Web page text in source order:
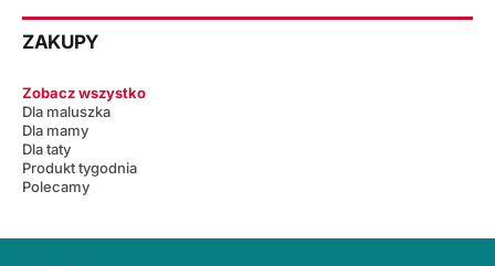
ZAKUPY
Zobacz wszystko
Dla maluszka
Dla mamy
Dla taty
Produkt tygodnia
Polecamy